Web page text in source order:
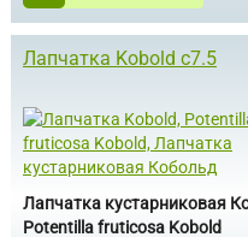
Лапчатка Kobold c7.5
Лапчатка кустарниковая
Potentilla fruticosa Kobold